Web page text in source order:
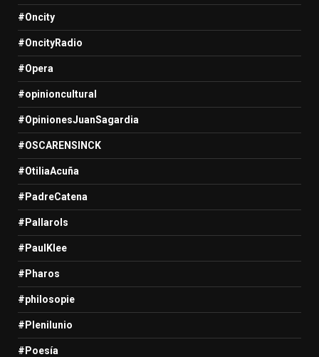
#Oncity
#OncityRadio
#Opera
#opinioncultural
#OpinionesJuanSagardia
#OSCARENSINCK
#OtiliaAcuña
#PadreCatena
#Pallarols
#PaulKlee
#Pharos
#philosopie
#Plenilunio
#Poesía